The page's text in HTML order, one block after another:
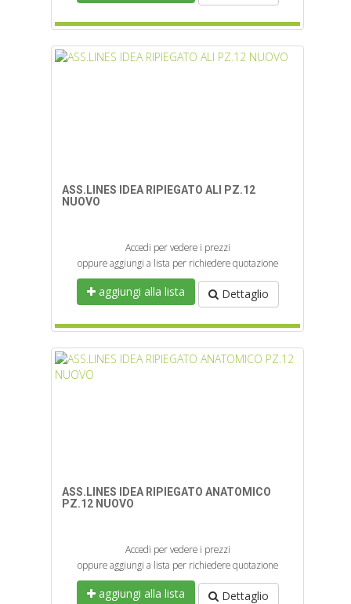
ASS.LINES IDEA RIPIEGATO ALI PZ.12
NUOVO
Accedi per vedere i prezzi
oppure aggiungi a lista per richiedere quotazione
aggiungi alla lista Dettaglio
ASS.LINES IDEA RIPIEGATO ANATOMICO
PZ.12 NUOVO
Accedi per vedere i prezzi
oppure aggiungi a lista per richiedere quotazione
aggiungi alla lista Dettaglio